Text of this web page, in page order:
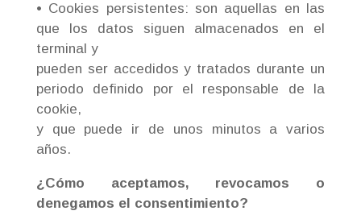
• Cookies persistentes: son aquellas en las
que los datos siguen almacenados en el
terminal y
pueden ser accedidos y tratados durante un
periodo definido por el responsable de la
cookie,
y que puede ir de unos minutos a varios
años.
¿Cómo aceptamos, revocamos o
denegamos el consentimiento?